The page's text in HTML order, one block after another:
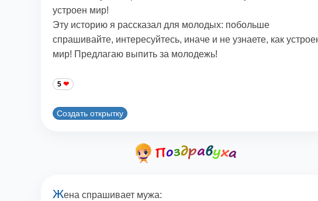
устроен мир!
Эту историю я рассказал для молодых: побольше
спрашивайте, интересуйтесь, иначе и не узнаете, как
мир! Предлагаю выпить за молодежь!
5
Создать открытку
Жена спрашивает мужа: